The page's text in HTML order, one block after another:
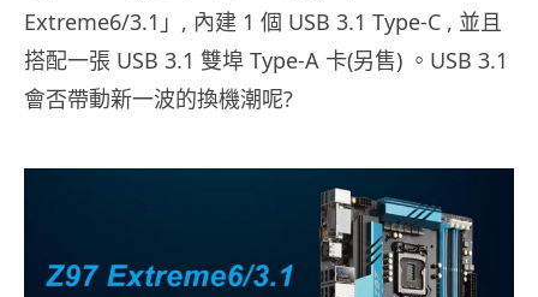
Extreme6/3.1」, 內建 1 個 USB 3.1 Type-C , 並且
搭配一張 USB 3.1 雙埠 Type-A 卡(另售) 。USB 3.1
會否帶動新一波的換機潮呢?